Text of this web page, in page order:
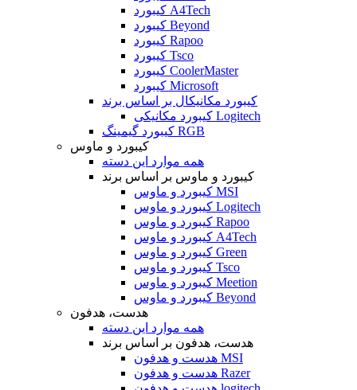
کیبورد A4Tech
کیبورد Beyond
کیبورد Rapoo
کیبورد Tsco
کیبورد CoolerMaster
کیبورد Microsoft
کیبورد مکانیکال بر اساس برند
کیبورد مکانیکی Logitech
کیبورد گیمینگ RGB
کیبورد و ماوس
همه موارد این دسته
کیبورد و ماوس بر اساس برند
کیبورد و ماوس MSI
کیبورد و ماوس Logitech
کیبورد و ماوس Rapoo
کیبورد و ماوس A4Tech
کیبورد و ماوس Green
کیبورد و ماوس Tsco
کیبورد و ماوس Meetion
کیبورد و ماوس Beyond
هدست، هدفون
همه موارد این دسته
هدست، هدفون بر اساس برند
هدست و هدفون MSI
هدست و هدفون Razer